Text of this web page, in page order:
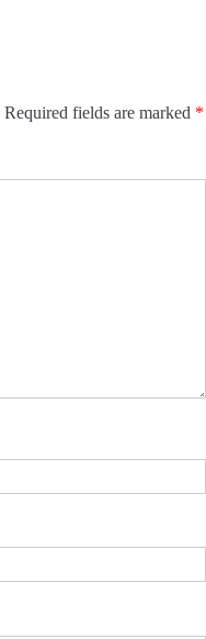
Required fields are marked *